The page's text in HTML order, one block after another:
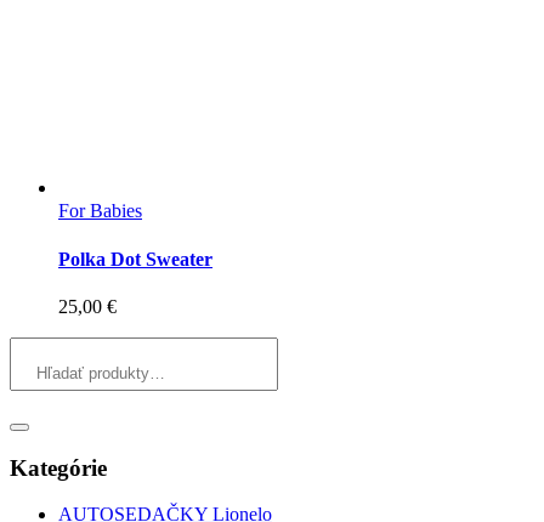
For Babies
Polka Dot Sweater
25,00 €
Kategórie
AUTOSEDAČKY Lionelo